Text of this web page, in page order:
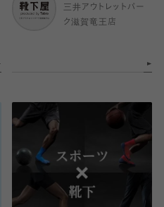
三井アウトレットパー
ク滋賀竜王店